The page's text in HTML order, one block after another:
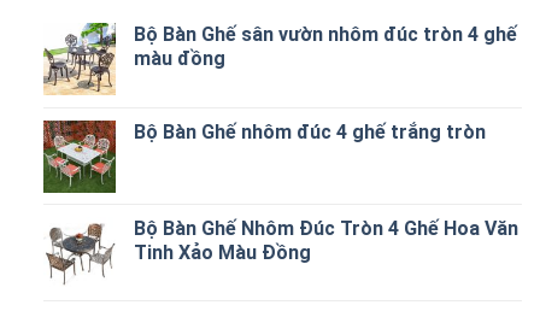
Bộ Bàn Ghế sân vườn nhôm đúc tròn 4 ghế
màu đồng
Bộ Bàn Ghế nhôm đúc 4 ghế trắng tròn
Bộ Bàn Ghế Nhôm Đúc Tròn 4 Ghế Hoa Văn
Tinh Xảo Màu Đồng